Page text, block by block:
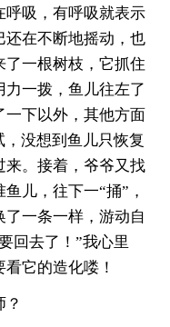
呼吸，有呼吸就表示
还在不断地摇动，也
一根树枝，它抓住
一拨，鱼儿往左了
一下以外，其他方面
没想到鱼儿只恢复
来。接着，爷爷又找
儿，往下一“捅”，
一条一样，游动自
回去了！”我心里
它的造化喽！